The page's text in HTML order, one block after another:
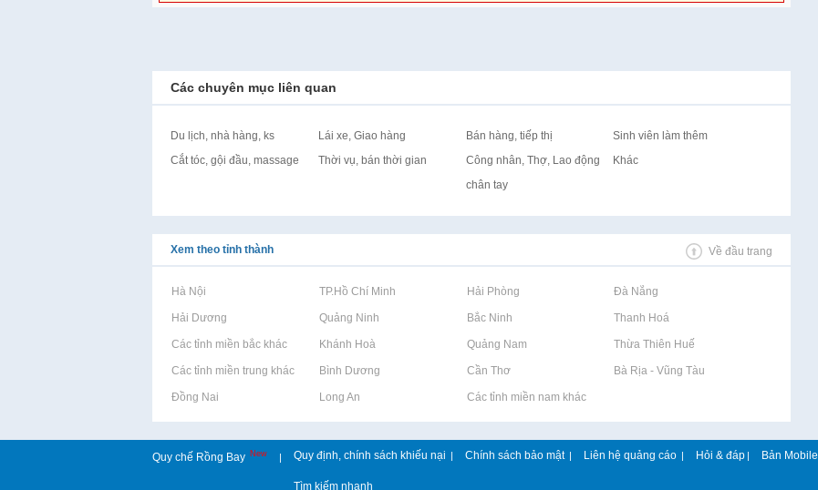
Các chuyên mục liên quan
Du lịch, nhà hàng, ks Lái xe, Giao hàng Bán hàng, tiếp thị
Sinh viên làm thêm
Cắt tóc, gội đầu, massage
Thời vụ, bán thời gian
Công nhân, Thợ, Lao động
chân tay
Khác
Xem theo tỉnh thành Về đầu trang
Rao vặt tại Hà Nội Rao vặt tại TP.Hồ Chí Minh Rao vặt tại Hải Phòng Rao vặt tại Đà Nẵng
Rao vặt tại Hải Dương Rao vặt tại Quảng Ninh Rao vặt tại Bắc Ninh Rao vặt tại Thanh Hoá
Rao vặt tại Các tỉnh miền bắc khácRao vặt tại Khánh Hoà Rao vặt tại Quảng Nam Rao vặt tại Thừa Thiên Huế
Rao vặt tại Các tỉnh miền trung khácRao vặt tại Bình Dương Rao vặt tại Cần Thơ Rao vặt tại Bà Rịa - Vũng Tàu
Rao vặt tại Đồng Nai Rao vặt tại Long An Rao vặt tại Các tỉnh miền nam khác
Quy chế Rồng Bay New | Quy định, chính sách khiếu nại | Chính sách bảo mật | Liên hệ quảng cáo | Hỏi & đáp | Bản Mobile
Tìm kiếm nhanh